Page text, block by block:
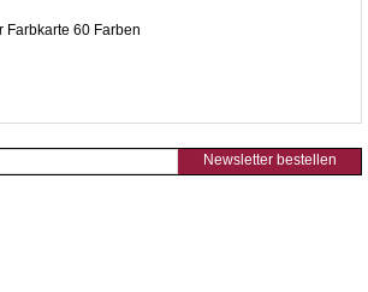
Farbkarte 60 Farben
Newsletter bestellen